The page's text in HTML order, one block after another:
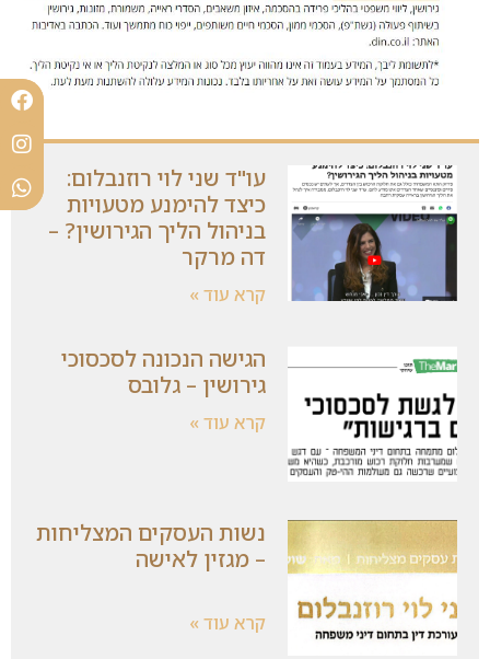
עו"ד שני לוי רוזנבלום:
כיצד להימנע מטעויות
בניהול הליך הגירושין? –
דה מרקר
קרא עוד »
הגישה הנכונה לסכסוכי
גירושין – גלובס
קרא עוד »
נשות העסקים המצליחות
– מגזין לאישה
קרא עוד »